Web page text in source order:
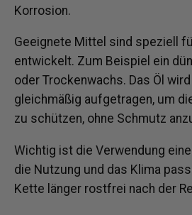
Korrosion.
Geeignete Mittel sind speziell
entwickelt. Zum Beispiel ein
oder Trockenwachs. Das Öl
gleichmäßig aufgetragen, um
zu schützen, ohne Schmutz
Wichtig ist die Verwendung
die Nutzung und das Klima
Kette länger rostfrei nach der